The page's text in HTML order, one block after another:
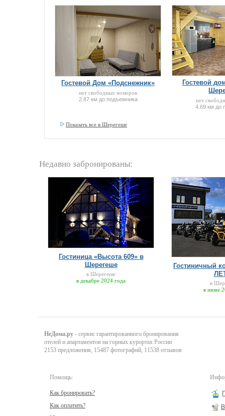
Гостевой Дом «Подснежник»
нет свободных номеров
2.87 км до подъемника
Гостевой
нет
4.69 км до
Показать все в Шерегеше
Недавно забронированы:
Гостиница «Высота 609» в
Шерегеше
в Шерегеше
в декабре 2024 года
Гостиничный
в
в июне
НеДома.ру - сервис гарантированного бронирования
отелей и апартаментов на горных курортах России
2153 предложения, 15487 фотографий, 11538 отзывов
Помощь:
Как бронировать?
Как оплатить?